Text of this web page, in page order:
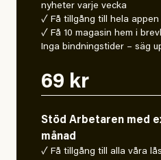
nyheter varje vecka
✓ Få tillgång till hela appen
✓ Få 10 magasin hem i
Inga bindningstider – säg
69 kr
Stöd Arbetaren med
månad
✓ Få tillgång till alla våra